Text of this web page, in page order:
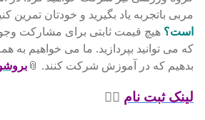
مربی باتجربه یاد بگیرید و خودتان تمرین
است؟ هیچ قیمت ثابتی برای مشارکت
که می توانید بپردازید. ما می خواهیم به
بدهیم که در آموزش شرکت کنند. 📎
✍🏽️ لینک ثبت نام